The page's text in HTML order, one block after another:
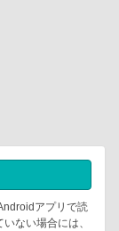
アプリで読
ない場合には、